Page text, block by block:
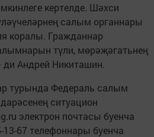
кертелде. Шәхси
салым органнары
коралы. Гражданнар
түли, мөрәҗәгатьнең
ди Андрей Никиташин.
турында Федераль салым
ситуацион
электрон почтасы буенча
13-67 телефоннары буенча